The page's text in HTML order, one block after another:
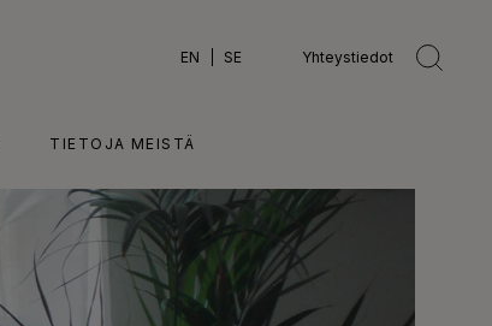
EN SE Yhteystiedot
TIETOJA MEISTÄ